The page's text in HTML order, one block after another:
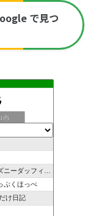
で見つ
画
フィーバラhappy
ぷくほっぺ
け日記